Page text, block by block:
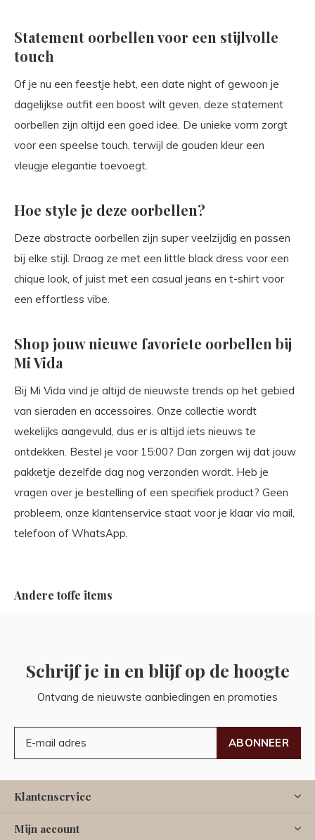
Statement oorbellen voor een stijlvolle
touch
Of je nu een feestje hebt, een date night of gewoon je
dagelijkse outfit een boost wilt geven, deze statement
oorbellen zijn altijd een goed idee. De unieke vorm zorgt
voor een speelse touch, terwijl de gouden kleur een
vleugje elegantie toevoegt.
Hoe style je deze oorbellen?
Deze abstracte oorbellen zijn super veelzijdig en passen
bij elke stijl. Draag ze met een little black dress voor een
chique look, of juist met een casual jeans en t-shirt voor
een effortless vibe.
Shop jouw nieuwe favoriete oorbellen bij
Mi Vida
Bij Mi Vida vind je altijd de nieuwste trends op het gebied
van sieraden en accessoires. Onze collectie wordt
wekelijks aangevuld, dus er is altijd iets nieuws te
ontdekken. Bestel je voor 15:00? Dan zorgen wij dat jouw
pakketje dezelfde dag nog verzonden wordt. Heb je
vragen over je bestelling of een specifiek product? Geen
probleem, onze klantenservice staat voor je klaar via mail,
telefoon of WhatsApp.
Andere toffe items
Schrijf je in en blijf op de hoogte
Ontvang de nieuwste aanbiedingen en promoties
ABONNEER
Klantenservice
Mijn account